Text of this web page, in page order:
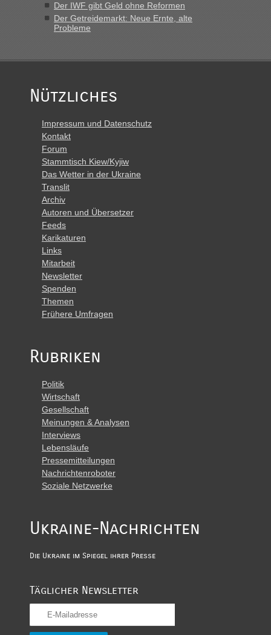
Der IWF gibt Geld ohne Reformen
Der Getreidemarkt: Neue Ernte, alte
Probleme
Nützliches
Impressum und Datenschutz
Kontakt
Forum
Stammtisch Kiew/Kyjiw
Das Wetter in der Ukraine
Translit
Archiv
Autoren und Übersetzer
Feeds
Karikaturen
Links
Mitarbeit
Newsletter
Spenden
Themen
Frühere Umfragen
Rubriken
Politik
Wirtschaft
Gesellschaft
Meinungen & Analysen
Interviews
Lebensläufe
Pressemitteilungen
Nachrichtenroboter
Soziale Netzwerke
Ukraine-Nachrichten
Die Ukraine im Spiegel ihrer Presse
Täglicher Newsletter